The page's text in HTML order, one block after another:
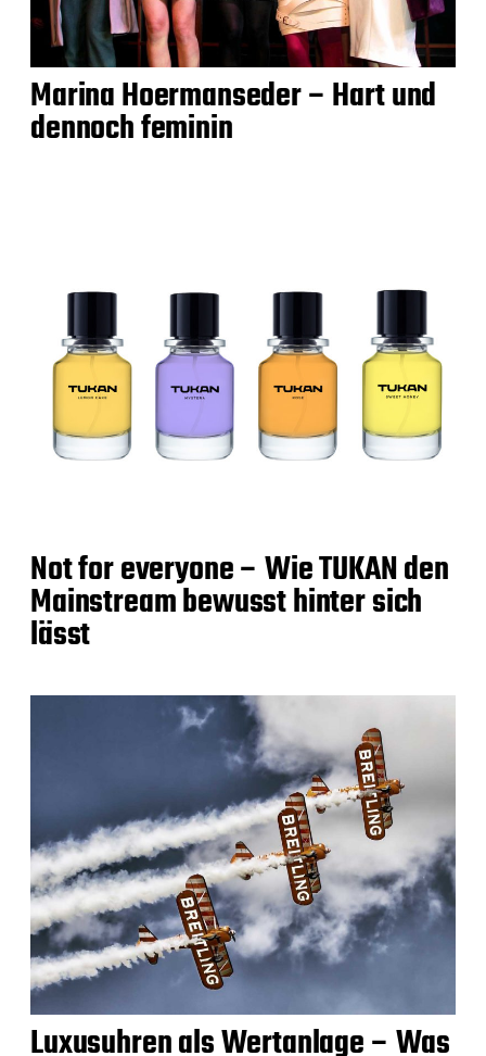
Marina Hoermanseder – Hart und
dennoch feminin
Not for everyone – Wie TUKAN den
Mainstream bewusst hinter sich
lässt
Luxusuhren als Wertanlage – Was